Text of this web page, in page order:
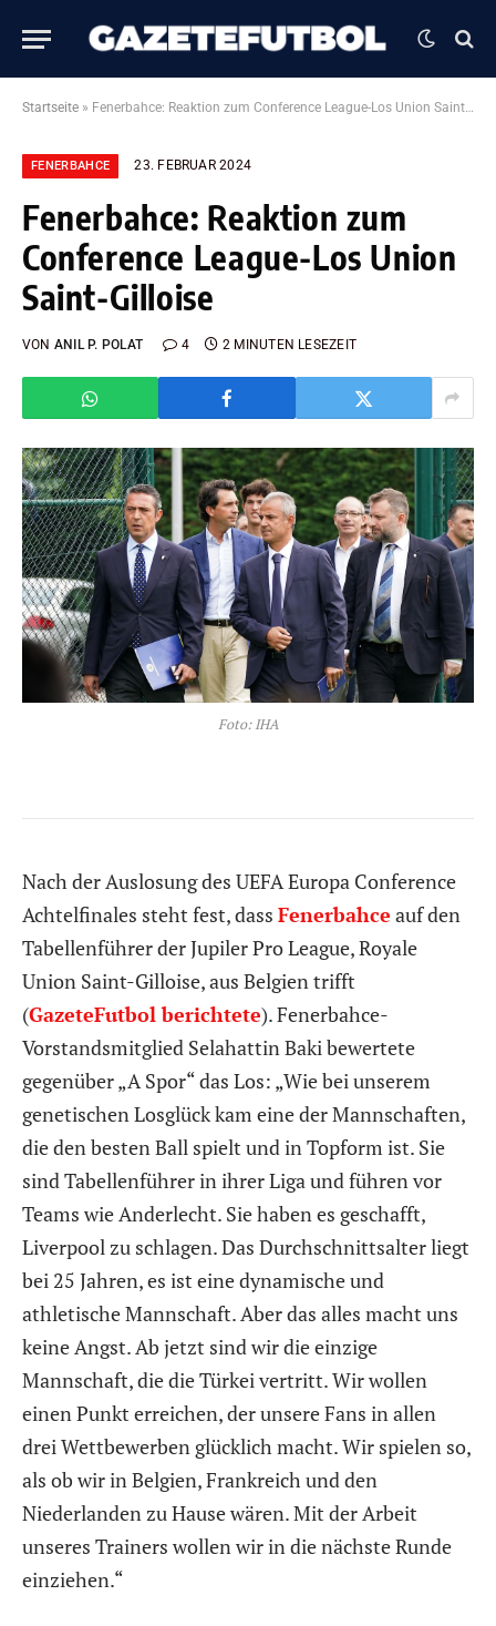
Startseite » Fenerbahce: Reaktion zum Conference League-Los Union Saint-Gilloise
FENERBAHCE 23. FEBRUAR 2024
Fenerbahce: Reaktion zum
Conference League-Los Union
Saint-Gilloise
VON ANIL P. POLAT 4 2 MINUTEN LESEZEIT
Foto: IHA
Nach der Auslosung des UEFA Europa Conference
Achtelfinales steht fest, dass Fenerbahce auf den
Tabellenführer der Jupiler Pro League, Royale
Union Saint-Gilloise, aus Belgien trifft
(GazeteFutbol berichtete). Fenerbahce-
Vorstandsmitglied Selahattin Baki bewertete
gegenüber „A Spor“ das Los: „Wie bei unserem
genetischen Losglück kam eine der Mannschaften,
die den besten Ball spielt und in Topform ist. Sie
sind Tabellenführer in ihrer Liga und führen vor
Teams wie Anderlecht. Sie haben es geschafft,
Liverpool zu schlagen. Das Durchschnittsalter liegt
bei 25 Jahren, es ist eine dynamische und
athletische Mannschaft. Aber das alles macht uns
keine Angst. Ab jetzt sind wir die einzige
Mannschaft, die die Türkei vertritt. Wir wollen
einen Punkt erreichen, der unsere Fans in allen
drei Wettbewerben glücklich macht. Wir spielen so,
als ob wir in Belgien, Frankreich und den
Niederlanden zu Hause wären. Mit der Arbeit
unseres Trainers wollen wir in die nächste Runde
einziehen.“